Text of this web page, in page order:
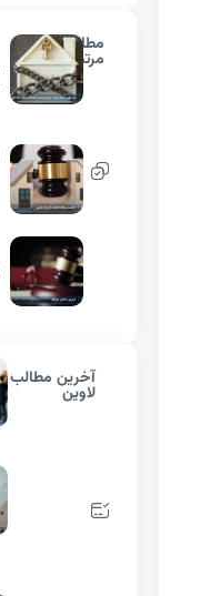
مطالب
مرتبط
آخرین مطالب
لاوین